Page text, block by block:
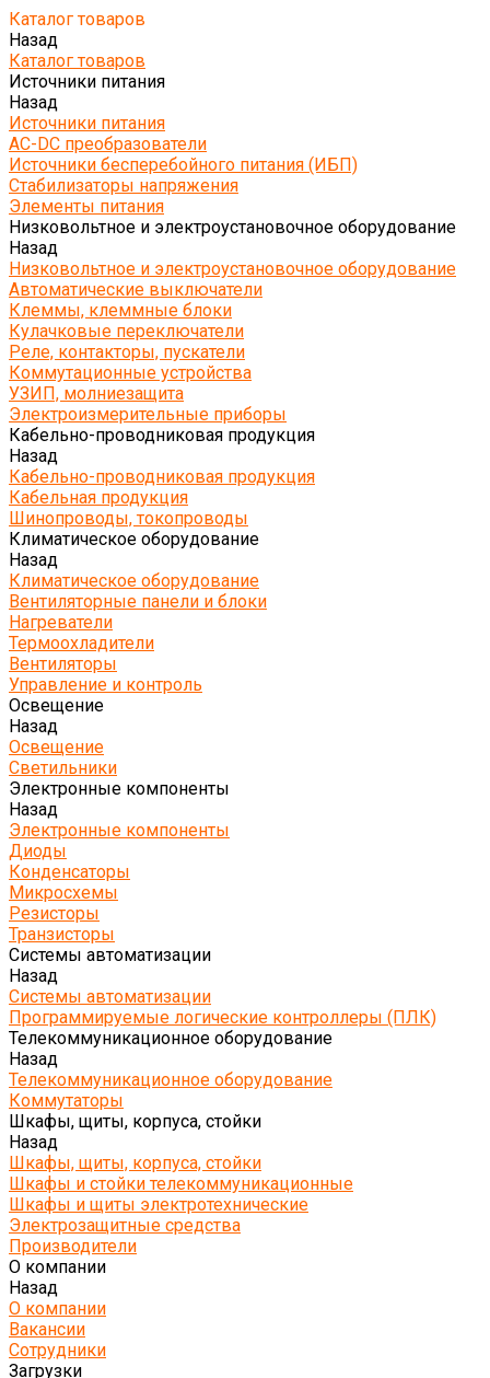
Каталог товаров
Назад
Каталог товаров
Источники питания
Назад
Источники питания
AC-DC преобразователи
Источники бесперебойного питания (ИБП)
Стабилизаторы напряжения
Элементы питания
Низковольтное и электроустановочное оборудование
Назад
Низковольтное и электроустановочное оборудование
Автоматические выключатели
Клеммы, клеммные блоки
Кулачковые переключатели
Реле, контакторы, пускатели
Коммутационные устройства
УЗИП, молниезащита
Электроизмерительные приборы
Кабельно-проводниковая продукция
Назад
Кабельно-проводниковая продукция
Кабельная продукция
Шинопроводы, токопроводы
Климатическое оборудование
Назад
Климатическое оборудование
Вентиляторные панели и блоки
Нагреватели
Термоохладители
Вентиляторы
Управление и контроль
Освещение
Назад
Освещение
Светильники
Электронные компоненты
Назад
Электронные компоненты
Диоды
Конденсаторы
Микросхемы
Резисторы
Транзисторы
Системы автоматизации
Назад
Системы автоматизации
Программируемые логические контроллеры (ПЛК)
Телекоммуникационное оборудование
Назад
Телекоммуникационное оборудование
Коммутаторы
Шкафы, щиты, корпуса, стойки
Назад
Шкафы, щиты, корпуса, стойки
Шкафы и стойки телекоммуникационные
Шкафы и щиты электротехнические
Электрозащитные средства
Производители
О компании
Назад
О компании
Вакансии
Сотрудники
Загрузки